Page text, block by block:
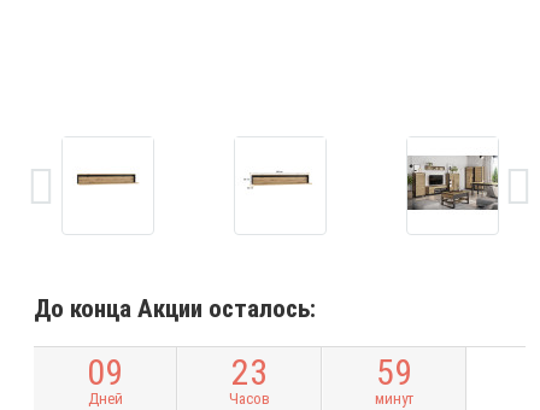
До конца Акции осталось:
09
Дней
23
Часов
59
минут